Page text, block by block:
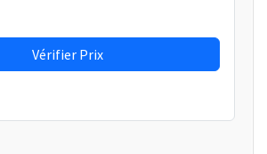
Vérifier Prix